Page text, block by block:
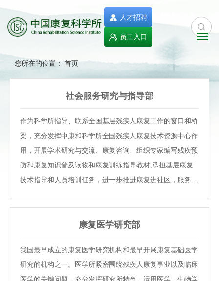
人才招聘
员工入口
您所在的位置： 首页
社会服务研究与指导部
作为科学所指导、联系全国基层残疾人康复工作的窗口和桥
梁，充分发挥中康和科学所全国残疾人康复技术资源中心作
用，开展学术研究与交流、康复咨询、组织专家编写残疾预
防和康复知识普及读物和康复训练指导教材,承担基层康复
技术指导和人员培训任务，进一步推进康复进社区，服务到
康复医学研究部
我国最早成立的康复医学研究机构和最早开展康复基础医学
研究的机构之一。医学所紧密围绕残疾人康复事业以及临床
医学的关键问题，充分发挥研究所特色，运用医学、生物学